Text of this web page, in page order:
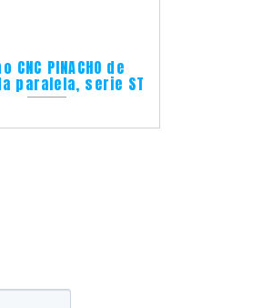
CNC PINACHO de
paralela, serie ST